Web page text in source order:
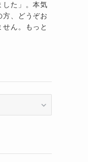
した」。本気
方、どうぞお
ん。もっと